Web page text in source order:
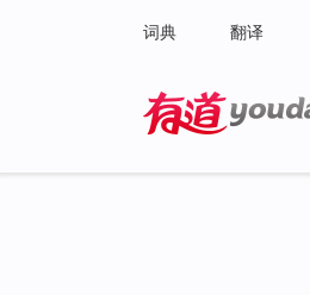
词典 翻译